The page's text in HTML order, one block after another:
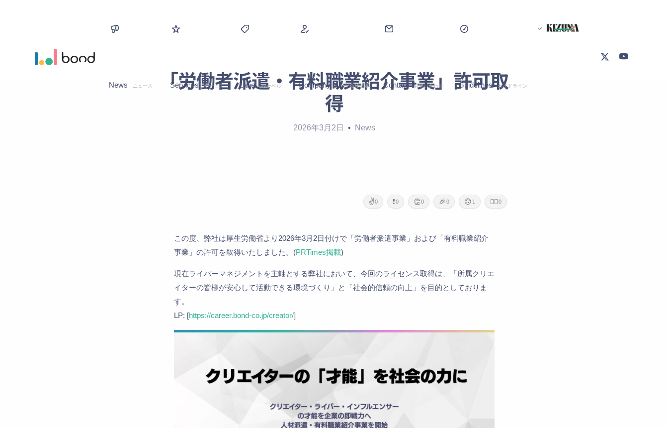
News ニュース Services サービス Label レーベル Company Info 会社概要 Contact お問い合わせ Guidelines ガイドライン
Defamation Guideline
「労働者派遣・有料職業紹介事業」許可取
得
2026年3月2日 News
✌️0 ❗0 👏0 🎉0 🙃 1 🙇‍♂️0
この度、弊社は厚生労働省より2026年3月2日付けで「労働者派遣事業」および「有料職業紹介
事業」の許可を取得いたしました。(PRTimes掲載)
現在ライバーマネジメントを主軸とする弊社において、今回のライセンス取得は、「所属クリエ
イターの皆様が安心して活動できる環境づくり」と「社会的信頼の向上」を目的としておりま
す。
LP: [https://career.bond-co.jp/creator/]